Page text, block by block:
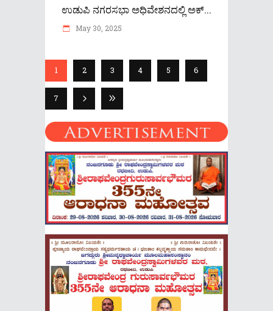
ಉಡುಪಿ ನಗರಸಭಾ ಅಧಿವೇಶನದಲ್ಲಿ ಅಕ್...
May 30, 2025
1 2 3 4 5 6
7